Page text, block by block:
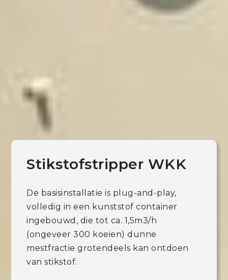
Stikstofstripper WKK
De basisinstallatie is plug-and-play,
volledig in een kunststof container
ingebouwd, die tot ca. 1,5m3/h
(ongeveer 300 koeien) dunne
mestfractie grotendeels kan ontdoen
van stikstof.